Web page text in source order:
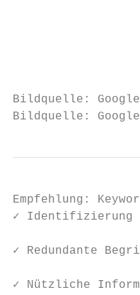
Bildquelle: Google
Bildquelle:
Empfehlung:
✓ Identifizierung
✓ Redundante
✓ Nützliche